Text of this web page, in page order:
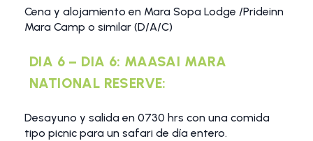
Cena y alojamiento en Mara Sopa Lodge /Prideinn
Mara Camp o similar (D/A/C)
DIA 6 – DIA 6: MAASAI MARA
NATIONAL RESERVE:
Desayuno y salida en 0730 hrs con una comida
tipo picnic para un safari de día entero.